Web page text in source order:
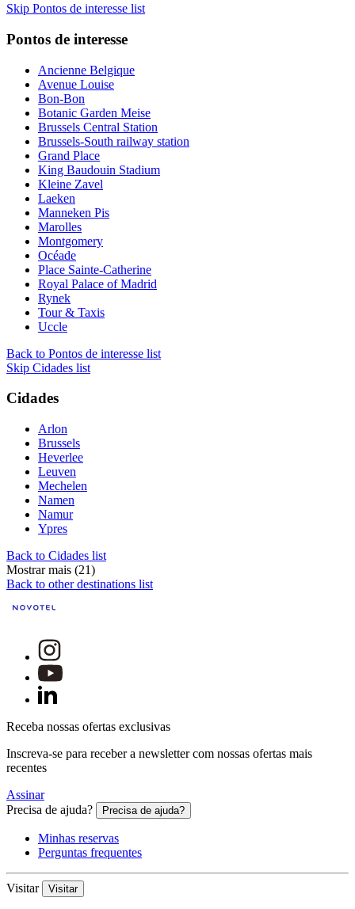
Skip Pontos de interesse list
Pontos de interesse
Ancienne Belgique
Avenue Louise
Bon-Bon
Botanic Garden Meise
Brussels Central Station
Brussels-South railway station
Grand Place
King Baudouin Stadium
Kleine Zavel
Laeken
Manneken Pis
Marolles
Montgomery
Océade
Place Sainte-Catherine
Royal Palace of Madrid
Rynek
Tour & Taxis
Uccle
Back to Pontos de interesse list
Skip Cidades list
Cidades
Arlon
Brussels
Heverlee
Leuven
Mechelen
Namen
Namur
Ypres
Back to Cidades list
Mostrar mais (21)
Back to other destinations list
Receba nossas ofertas exclusivas
Inscreva-se para receber a newsletter com nossas ofertas mais
recentes
Assinar
Precisa de ajuda?
Precisa de ajuda?
Minhas reservas
Perguntas frequentes
Visitar Visitar